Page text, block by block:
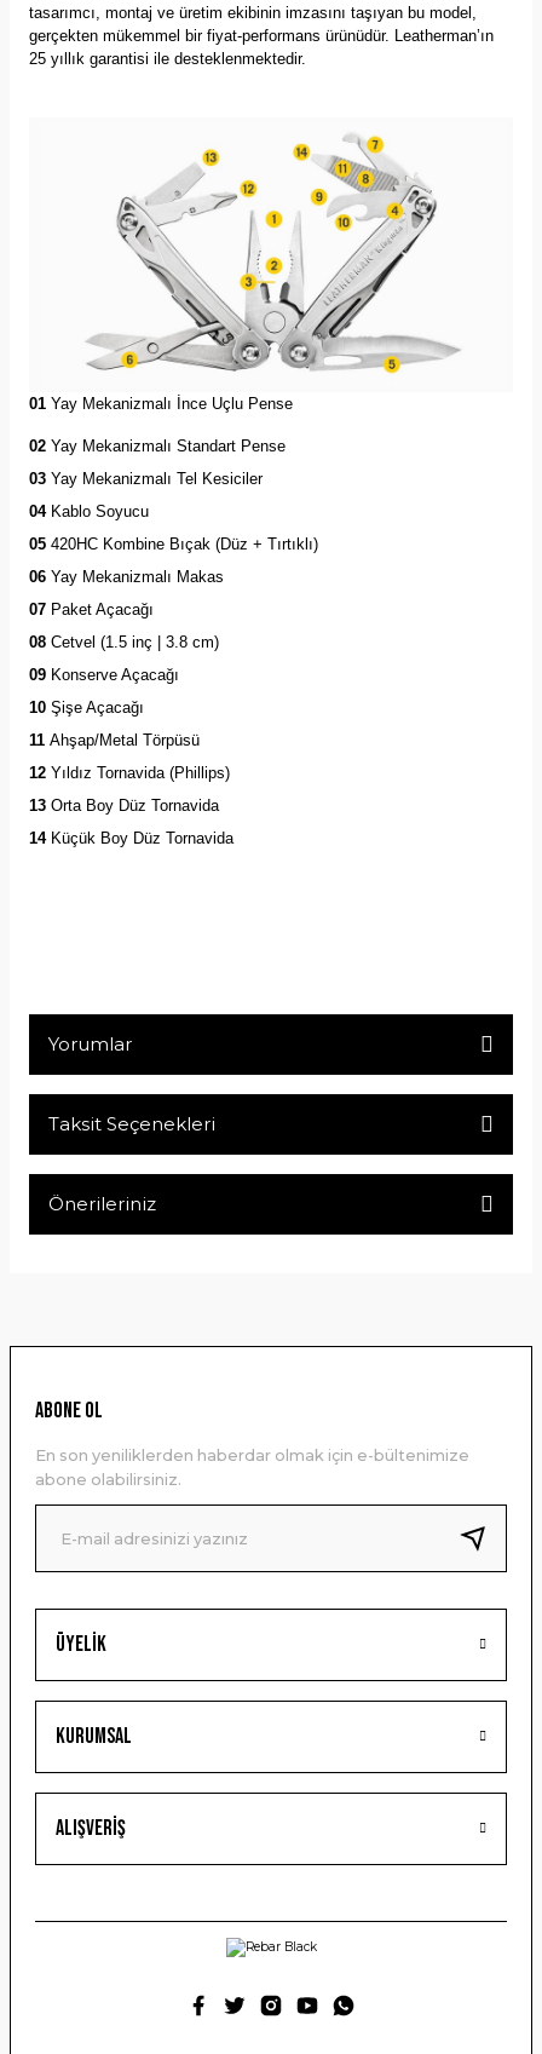
tasarımcı, montaj ve üretim ekibinin imzasını taşıyan bu model,
gerçekten mükemmel bir fiyat-performans ürünüdür. Leatherman’ın
25 yıllık garantisi ile desteklenmektedir.
01 Yay Mekanizmalı İnce Uçlu Pense
02 Yay Mekanizmalı Standart Pense
03 Yay Mekanizmalı Tel Kesiciler
04 Kablo Soyucu
05 420HC Kombine Bıçak (Düz + Tırtıklı)
06 Yay Mekanizmalı Makas
07 Paket Açacağı
08 Cetvel (1.5 inç | 3.8 cm)
09 Konserve Açacağı
10 Şişe Açacağı
11 Ahşap/Metal Törpüsü
12 Yıldız Tornavida (Phillips)
13 Orta Boy Düz Tornavida
14 Küçük Boy Düz Tornavida
Yorumlar
Taksit Seçenekleri
Önerileriniz
Ürün resmi kalitesiz, bozuk veya görüntülenemiyor.
Ürün bilgilerinde hatalar bulunuyor.
Ürün fiyatı diğer sitelerden daha pahalı.
Bu ürüne benzer farklı alternatifler olmalı.
Gönder
Üyelik
Kurumsal
Alışveriş
ABONE OL
En son yeniliklerden haberdar olmak için e-bültenimize
abone olabilirsiniz.